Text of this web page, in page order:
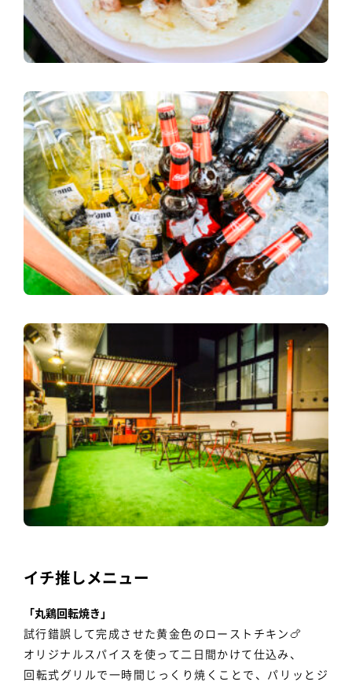
イチ推しメニュー
「丸鶏回転焼き」
試行錯誤して完成させた黄金色のローストチキン🍗
オリジナルスパイスを使って二日間かけて仕込み、
回転式グリルで一時間じっくり焼くことで、パリッとジ